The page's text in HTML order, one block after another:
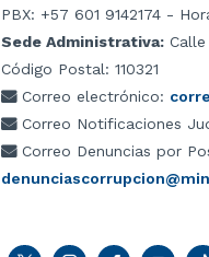
PBX: +57 601 9142174 -
Sede Administrativa:
Código Postal: 110321
Correo electrónico:
Correo Notificaciones
Correo Denuncias por